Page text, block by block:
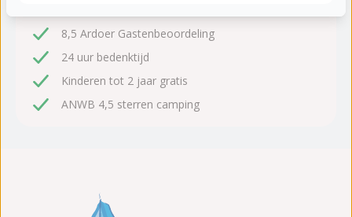
8,5 Ardoer Gastenbeoordeling
24 uur bedenktijd
Kinderen tot 2 jaar gratis
ANWB 4,5 sterren camping